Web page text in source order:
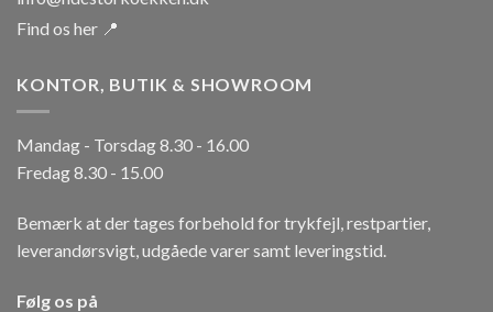
Find os her 📍
KONTOR, BUTIK & SHOWROOM
Mandag - Torsdag 8.30 - 16.00
Fredag 8.30 - 15.00
Bemærk at der tages forbehold for trykfejl, restpartier,
leverandørsvigt, udgåede varer samt leveringstid.
Følg os på